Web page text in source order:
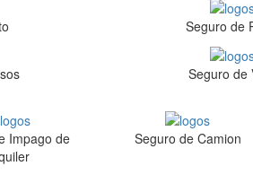
Seguro de
Seguro de
Impago de
Seguro de Camion